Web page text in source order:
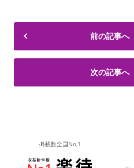
前の記事へ
次の記事へ
掲載数全国No,1